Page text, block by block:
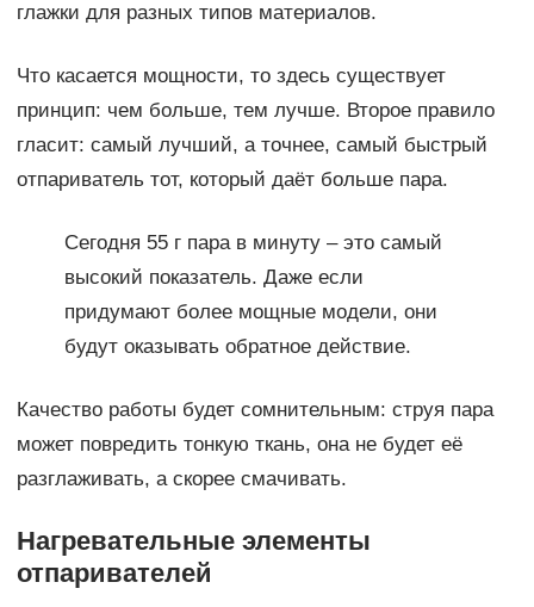
глажки для разных типов материалов.
Что касается мощности, то здесь существует
принцип: чем больше, тем лучше. Второе правило
гласит: самый лучший, а точнее, самый быстрый
отпариватель тот, который даёт больше пара.
Сегодня 55 г пара в минуту – это самый
высокий показатель. Даже если
придумают более мощные модели, они
будут оказывать обратное действие.
Качество работы будет сомнительным: струя пара
может повредить тонкую ткань, она не будет её
разглаживать, а скорее смачивать.
Нагревательные элементы
отпаривателей